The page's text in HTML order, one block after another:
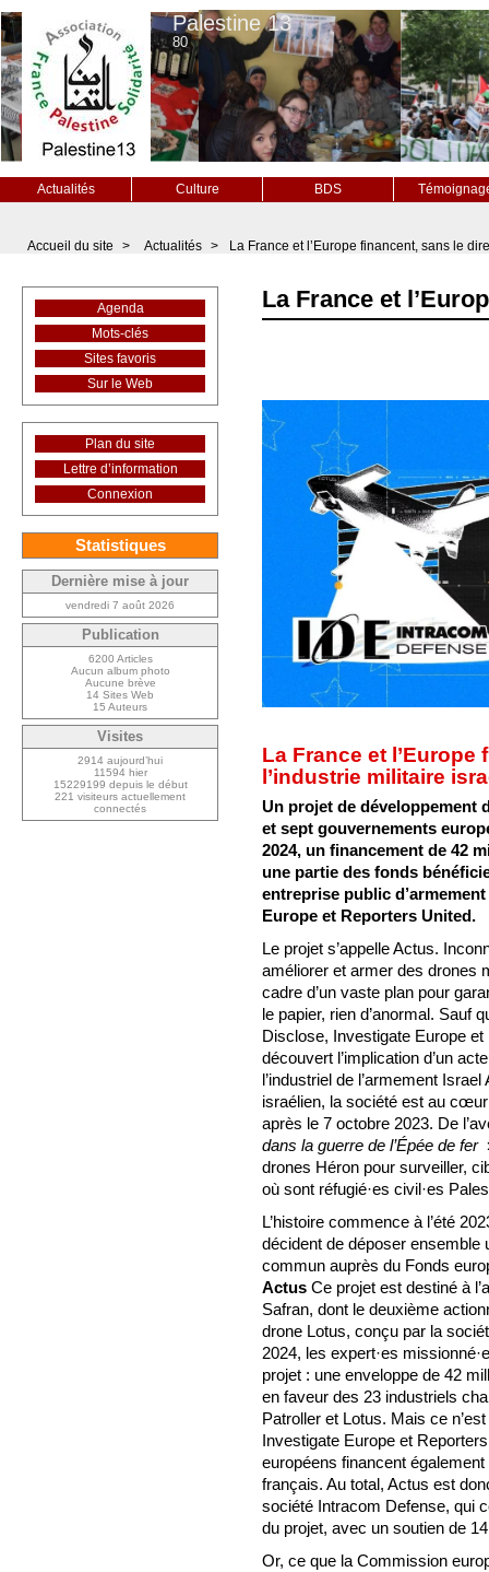
Palestine 13
80
Actualités Culture BDS
Accueil du site > Actualités > La France et l’Europe financent, sans le
La France et
La France et
l’industrie militaire
Un projet de développement
et sept gouvernements
2024, un financement de 42
une partie des fonds
entreprise public
Europe et Reporters United.
Le projet s’appelle Actus.
améliorer et armer des drones
cadre d’un vaste plan pour
le papier, rien d’anormal. Sauf
Disclose, Investigate Europe
découvert l’implication d’un
l’industriel de l’armement
israélien, la société est au
après le 7 octobre 2023. De
dans la guerre de l’Épée de fer
drones Héron pour surveiller,
où sont réfugié·es civil·es
L’histoire commence à l’été
décident de déposer ensemble
commun auprès du Fonds
Actus Ce projet est destiné à
Safran, dont le deuxième
drone Lotus, conçu par la
2024, les expert·es
projet : une enveloppe de 42
en faveur des 23 industriels
Patroller et Lotus. Mais ce
Investigate Europe et
européens financent
français. Au total, Actus est
société Intracom Defense, qui
du projet, avec un soutien de
Or, ce que la Commission
Agenda
Mots-clés
Sites favoris
Sur le Web
Plan du site
Lettre d’information
Connexion
Statistiques
Dernière mise à jour
vendredi 7 août 2026
Publication
6200 Articles
Aucun album photo
Aucune brève
14 Sites Web
15 Auteurs
Visites
2914 aujourd’hui
11594 hier
15229199 depuis le début
221 visiteurs actuellement
connectés